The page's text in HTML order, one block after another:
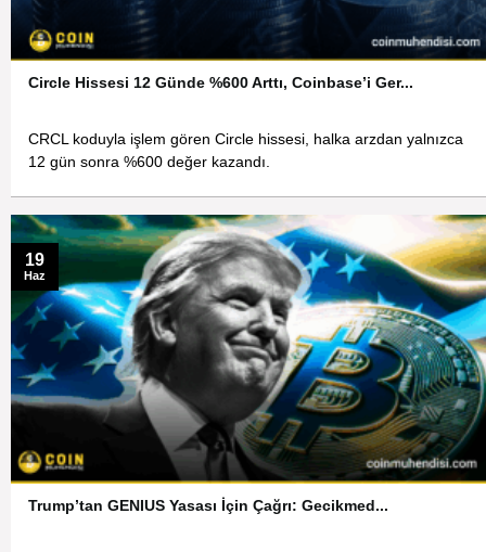
Circle Hissesi 12 Günde %600 Arttı, Coinbase’i Ger...
CRCL koduyla işlem gören Circle hissesi, halka arzdan yalnızca
12 gün sonra %600 değer kazandı.
Trump’tan GENIUS Yasası İçin Çağrı: Gecikmed...
19
Haz